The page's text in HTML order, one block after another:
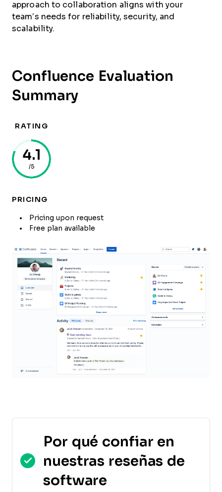
approach to collaboration aligns with your
team’s needs for reliability, security, and
scalability.
Confluence Evaluation
Summary
RATING
4.1
/5
PRICING
Pricing upon request
Free plan available
Por qué confiar en
nuestras reseñas de
software